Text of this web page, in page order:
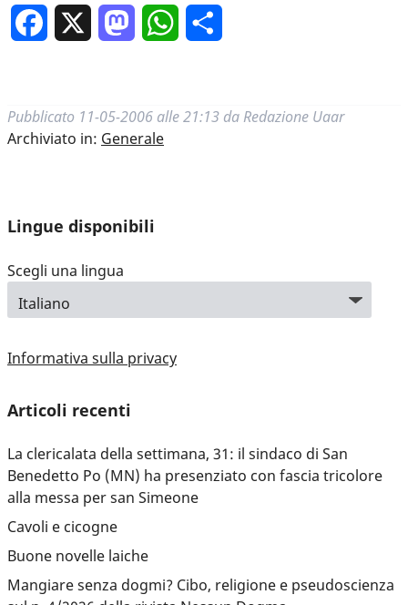
Facebook MastodonWhatsApp
Pubblicato 11-05-2006 alle 21:13 da Redazione Uaar
Archiviato in: Generale
Lingue disponibili
Scegli una lingua
Informativa sulla privacy
Articoli recenti
La clericalata della settimana, 31: il sindaco di San
Benedetto Po (MN) ha presenziato con fascia tricolore
alla messa per san Simeone
Cavoli e cicogne
Buone novelle laiche
Mangiare senza dogmi? Cibo, religione e pseudoscienza